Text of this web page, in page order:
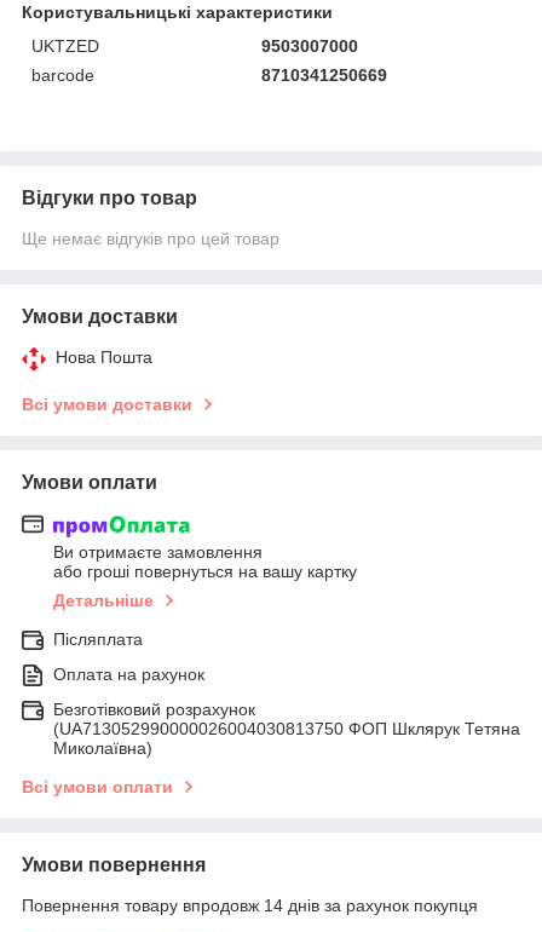
Користувальницькі характеристики
UKTZED
9503007000
barcode
8710341250669
Відгуки про товар
Ще немає відгуків про цей товар
Умови доставки
Нова Пошта
Всі умови доставки
Умови оплати
Ви отримаєте замовлення
або гроші повернуться на вашу картку
Детальніше
Післяплата
Оплата на рахунок
Безготівковий розрахунок
(UA713052990000026004030813750 ФОП Шклярук Тетяна
Миколаївна)
Всі умови оплати
Умови повернення
Повернення товару впродовж 14 днів за рахунок покупця